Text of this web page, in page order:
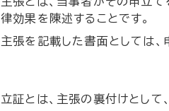
律効果を陳述することです。
主張を記載した書面としては、
立証とは、主張の裏付けとして